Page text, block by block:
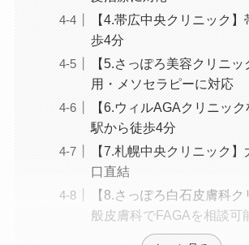
【4.帯広中央クリニック
歩4分
【5.さっぽろ美容クリニ
用・メソセラピーに対応
【6.ウィルAGAクリニッ
駅から徒歩4分
【7.札幌中央クリニック
口直結
【8.さっぽろ白石皮膚科
般皮膚科でFAGAを相談可